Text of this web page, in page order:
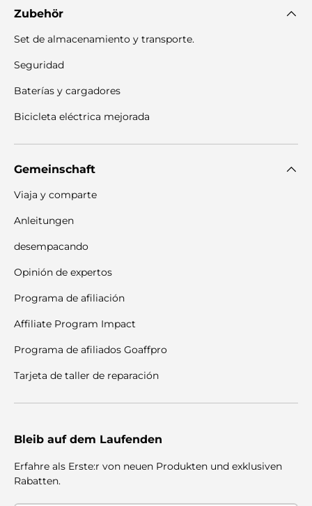
Zubehör
Set de almacenamiento y transporte.
Seguridad
Baterías y cargadores
Bicicleta eléctrica mejorada
Gemeinschaft
Viaja y comparte
Anleitungen
desempacando
Opinión de expertos
Programa de afiliación
Affiliate Program Impact
Programa de afiliados Goaffpro
Tarjeta de taller de reparación
Bleib auf dem Laufenden
Erfahre als Erste:r von neuen Produkten und exklusiven
Rabatten.